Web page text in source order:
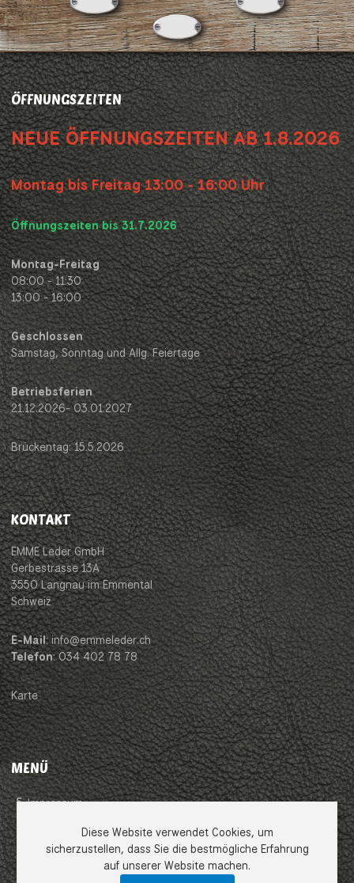
ÖFFNUNGSZEITEN
NEUE ÖFFNUNGSZEITEN AB 1.8.2026
Montag bis Freitag 13:00 - 16:00 Uhr
Öffnungszeiten bis 31.7.2026
Montag-Freitag
08:00 - 11:30
13:00 - 16:00
Geschlossen
Samstag, Sonntag und Allg. Feiertage
Betriebsferien
21.12.2026- 03.01.2027
Brückentag: 15.5.2026
KONTAKT
EMME Leder GmbH
Gerbestrasse 13A
3550 Langnau im Emmental
Schweiz
E-Mail: info@emmeleder.ch
Telefon: 034 402 78 78
Karte
MENÜ
Impressum
Datenschutzerklärung
Diese Website verwendet Cookies, um
sicherzustellen, dass Sie die bestmögliche Erfahrung
auf unserer Website machen.